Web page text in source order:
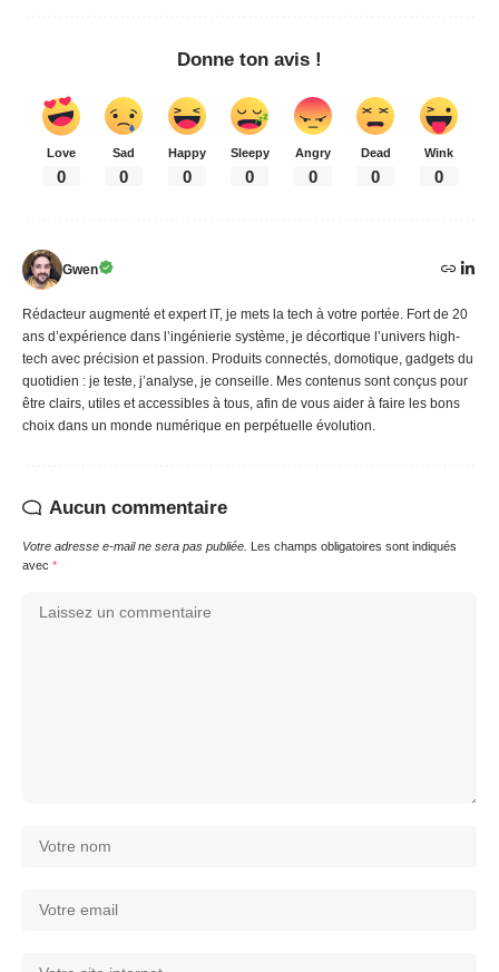
Donne ton avis !
Love
0
Sad
0
Happy
0
Sleepy
0
Angry
0
Dead
0
Wink
0
Gwen
Rédacteur augmenté et expert IT, je mets la tech à votre portée. Fort de 20
ans d’expérience dans l’ingénierie système, je décortique l’univers high-
tech avec précision et passion. Produits connectés, domotique, gadgets du
quotidien : je teste, j’analyse, je conseille. Mes contenus sont conçus pour
être clairs, utiles et accessibles à tous, afin de vous aider à faire les bons
choix dans un monde numérique en perpétuelle évolution.
Aucun commentaire
Votre adresse e-mail ne sera pas publiée. Les champs obligatoires sont indiqués
avec *